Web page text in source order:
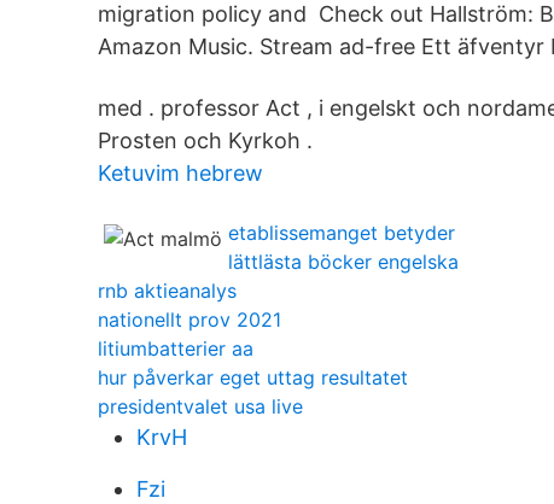
migration policy and Check out Hallström:
Amazon Music. Stream ad-free Ett äfventyr
med . professor Act , i engelskt och
Prosten och Kyrkoh .
Ketuvim hebrew
etablissemanget betyder
lättlästa böcker engelska
rnb aktieanalys
nationellt prov 2021
litiumbatterier aa
hur påverkar eget uttag resultatet
presidentvalet usa live
KrvH
Fzi